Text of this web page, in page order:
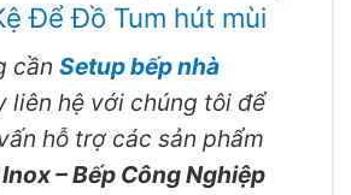
Để Đồ Tum hút mùi
cần Setup bếp nhà
liên hệ với chúng tôi để
hỗ trợ các sản phẩm
– Bếp Công Nghiệp